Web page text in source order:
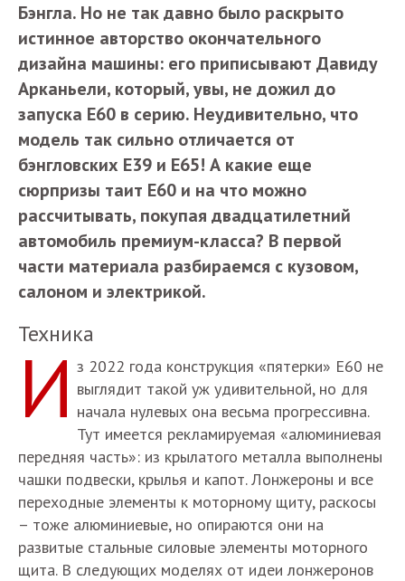
Бэнгла. Но не так давно было раскрыто
истинное авторство окончательного
дизайна машины: его приписывают Давиду
Арканьели, который, увы, не дожил до
запуска E60 в серию. Неудивительно, что
модель так сильно отличается от
бэнгловских E39 и E65! А какие еще
сюрпризы таит E60 и на что можно
рассчитывать, покупая двадцатилетний
автомобиль премиум-класса? В первой
части материала разбираемся с кузовом,
салоном и электрикой.
Техника
И з 2022 года конструкция «пятерки» E60 не
выглядит такой уж удивительной, но для
начала нулевых она весьма прогрессивна.
Тут имеется рекламируемая «алюминиевая
передняя часть»: из крылатого металла выполнены
чашки подвески, крылья и капот. Лонжероны и все
переходные элементы к моторному щиту, раскосы
– тоже алюминиевые, но опираются они на
развитые стальные силовые элементы моторного
щита. В следующих моделях от идеи лонжеронов